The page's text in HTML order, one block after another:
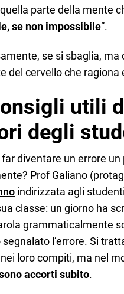
parte della mente
se non impossibile“.
se si sbaglia, ma
del cervello che
utili
degli
diventare un errore
Prof Galiano
indirizzata agli
classe: un giorno ha
grammaticalmente
segnalato l’errore. Si
loro compiti, ma nel
accorti subito.